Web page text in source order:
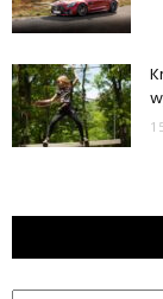
Kategorie